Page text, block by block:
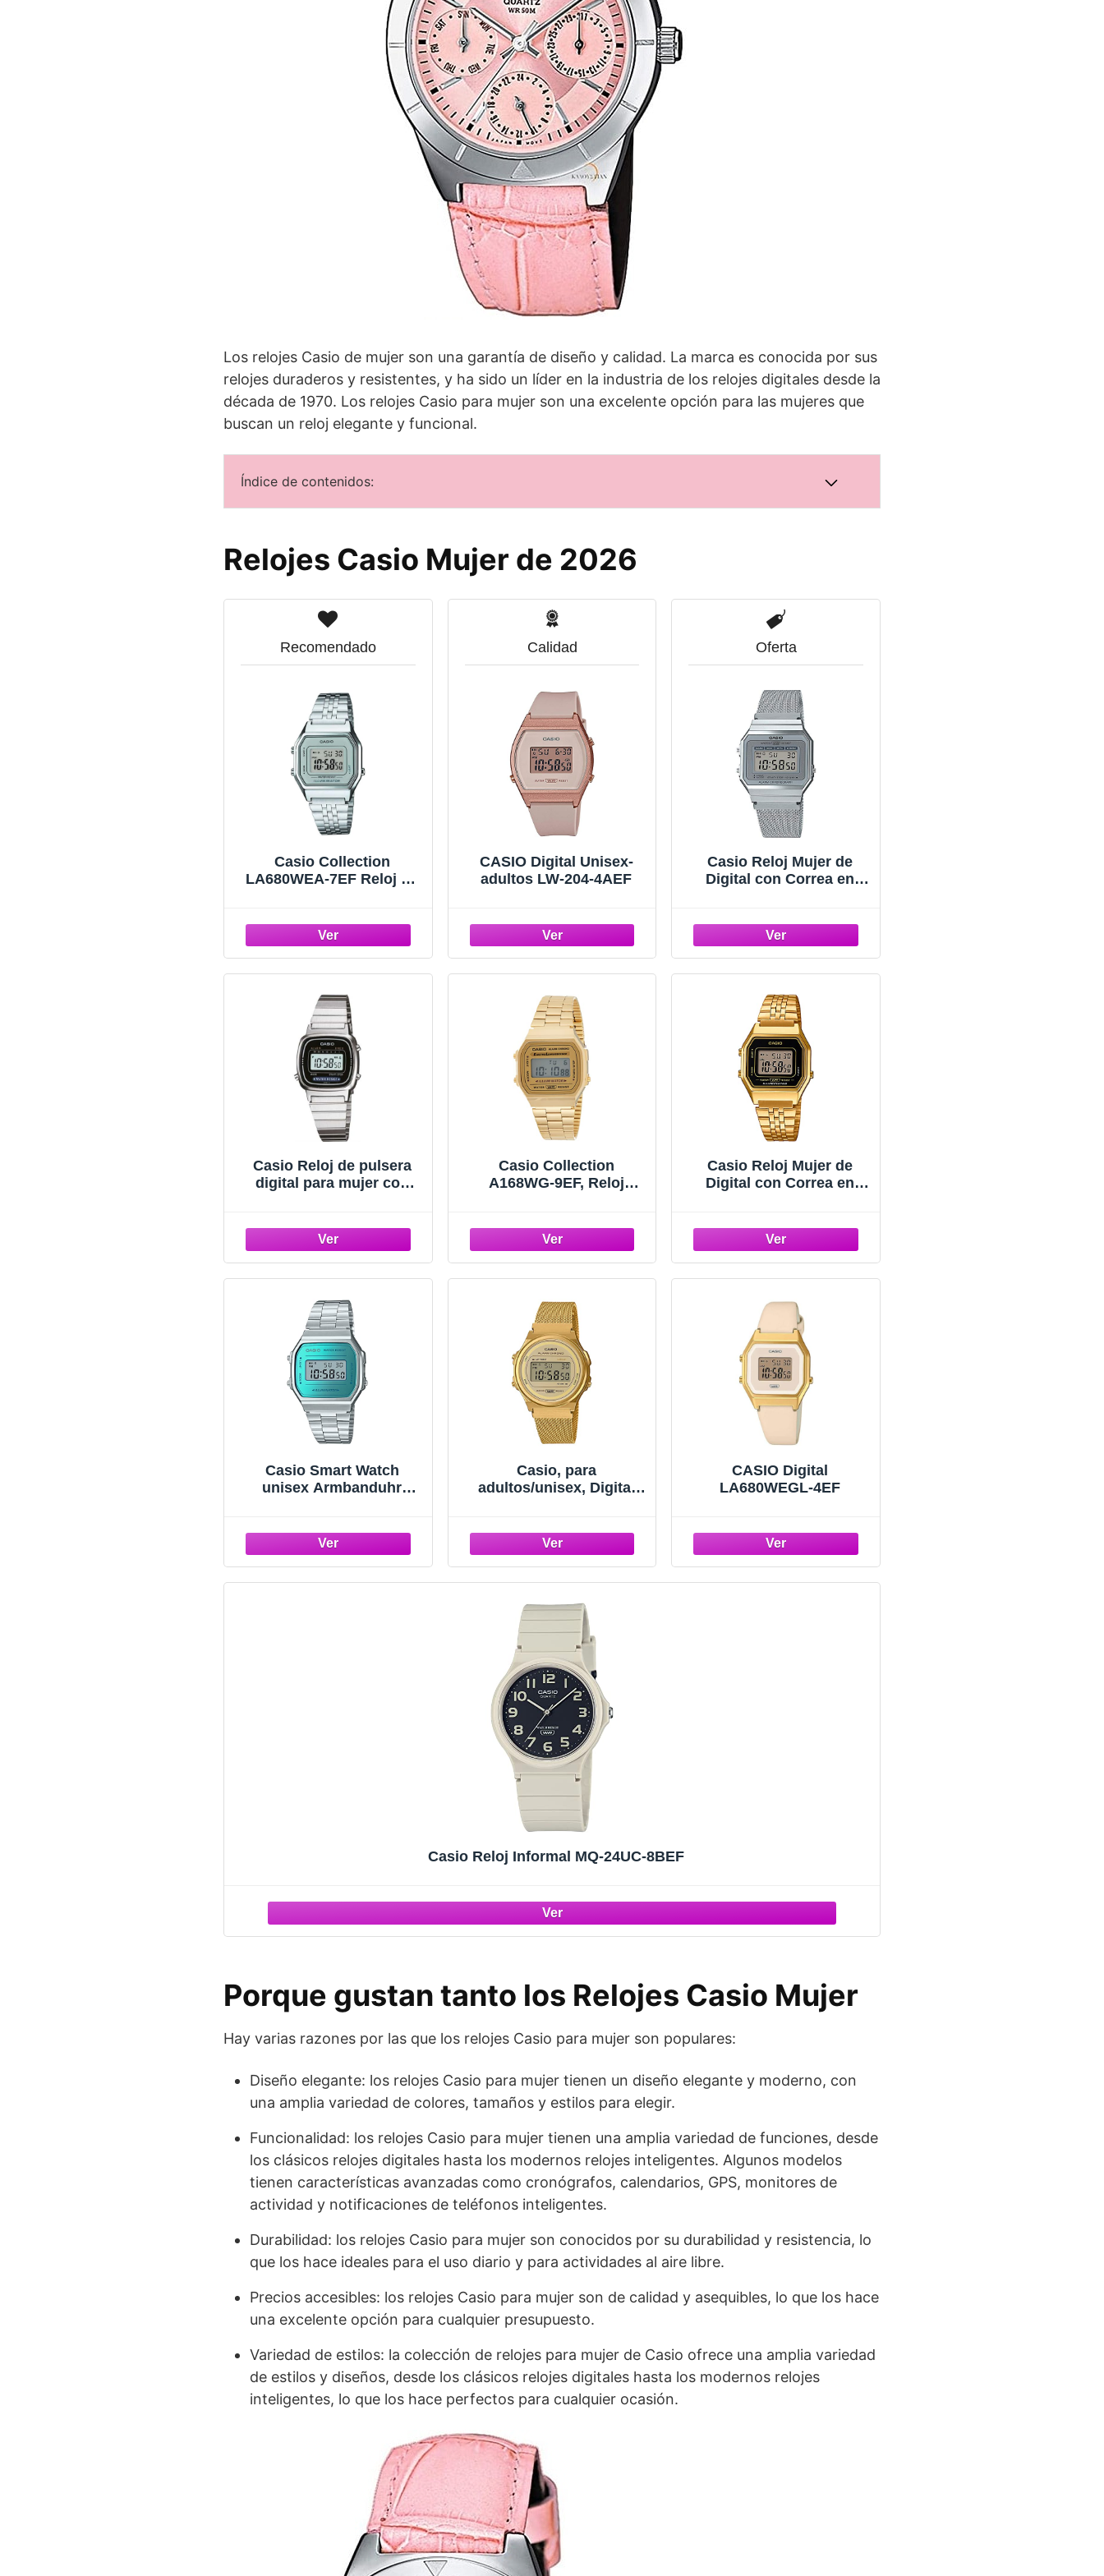
Los relojes Casio de mujer son una garantía de diseño y calidad. La marca es conocida por sus
relojes duraderos y resistentes, y ha sido un líder en la industria de los relojes digitales desde la
década de 1970. Los relojes Casio para mujer son una excelente opción para las mujeres que
buscan un reloj elegante y funcional.
Índice de contenidos:
Relojes Casio Mujer de 2026
Recomendado
Casio Collection
LA680WEA-7EF Reloj de
Calidad
CASIO Digital Unisex-
adultos LW-204-4AEF
Oferta
Casio Reloj Mujer de
Digital con Correa en
Casio Reloj de pulsera
digital para mujer con
Casio Collection
A168WG-9EF, Reloj
Casio Reloj Mujer de
Digital con Correa en
Casio Smart Watch
unisex Armbanduhr
Casio, para
adultos/unisex, Digital
CASIO Digital
LA680WEGL-4EF
Casio Reloj Informal MQ-24UC-8BEF
Porque gustan tanto los Relojes Casio Mujer
Hay varias razones por las que los relojes Casio para mujer son populares:
Diseño elegante: los relojes Casio para mujer tienen un diseño elegante y moderno, con
una amplia variedad de colores, tamaños y estilos para elegir.
Funcionalidad: los relojes Casio para mujer tienen una amplia variedad de funciones, desde
los clásicos relojes digitales hasta los modernos relojes inteligentes. Algunos modelos
tienen características avanzadas como cronógrafos, calendarios, GPS, monitores de
actividad y notificaciones de teléfonos inteligentes.
Durabilidad: los relojes Casio para mujer son conocidos por su durabilidad y resistencia, lo
que los hace ideales para el uso diario y para actividades al aire libre.
Precios accesibles: los relojes Casio para mujer son de calidad y asequibles, lo que los hace
una excelente opción para cualquier presupuesto.
Variedad de estilos: la colección de relojes para mujer de Casio ofrece una amplia variedad
de estilos y diseños, desde los clásicos relojes digitales hasta los modernos relojes
inteligentes, lo que los hace perfectos para cualquier ocasión.